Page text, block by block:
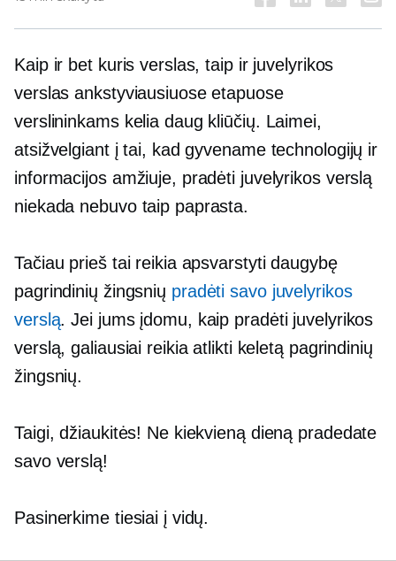
Kaip ir bet kuris verslas, taip ir juvelyrikos
verslas ankstyviausiuose etapuose
verslininkams kelia daug kliūčių. Laimei,
atsižvelgiant į tai, kad gyvename technologijų ir
informacijos amžiuje, pradėti juvelyrikos verslą
niekada nebuvo taip paprasta.
Tačiau prieš tai reikia apsvarstyti daugybę
pagrindinių žingsnių pradėti savo juvelyrikos
verslą. Jei jums įdomu, kaip pradėti juvelyrikos
verslą, galiausiai reikia atlikti keletą pagrindinių
žingsnių.
Taigi, džiaukitės! Ne kiekvieną dieną pradedate
savo verslą!
Pasinerkime tiesiai į vidų.